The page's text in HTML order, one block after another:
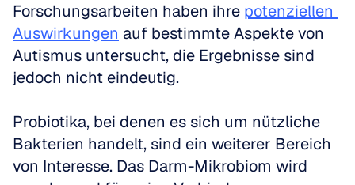
Forschungsarbeiten haben ihre potenziellen
Auswirkungen auf bestimmte Aspekte von
Autismus untersucht, die Ergebnisse sind
jedoch nicht eindeutig.
Probiotika, bei denen es sich um nützliche
Bakterien handelt, sind ein weiterer Bereich
von Interesse. Das Darm-Mikrobiom wird